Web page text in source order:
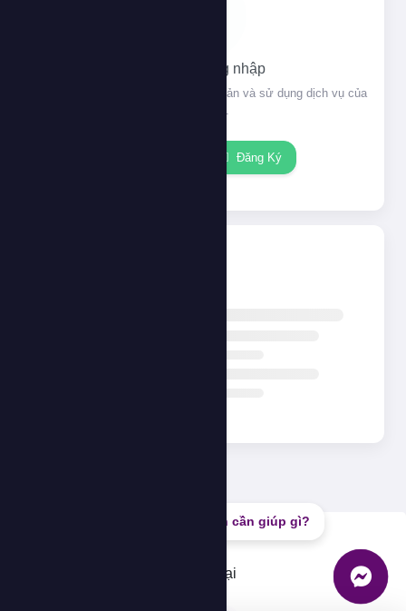
Vui lòng đăng nhập
Đăng nhập để xem thông tin tài khoản và sử dụng dịch vụ của
chúng tôi.
Đăng Ký
Bạn cần giúp gì?
Không thể tải dữ liệu, vui lòng thử lại